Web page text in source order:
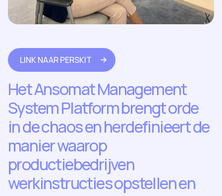
LINK NAAR PERSKIT
Het Ansomat Management
System Platform brengt orde
in de chaos en herdefinieert de
manier waarop
productiebedrijven
werkinstructies opstellen en